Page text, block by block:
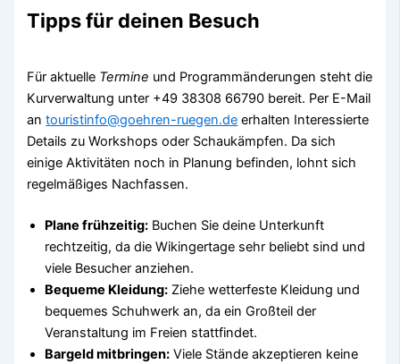
Tipps für deinen Besuch
Für aktuelle Termine und Programmänderungen steht die
Kurverwaltung unter +49 38308 66790 bereit. Per E-Mail
antouristinfo@goehren-ruegen.de erhalten Interessierte
Details zu Workshops oder Schaukämpfen. Da sich
einige Aktivitäten noch in Planung befinden, lohnt sich
regelmäßiges Nachfassen.
Plane frühzeitig: Buchen Sie deine Unterkunft
rechtzeitig, da die Wikingertage sehr beliebt sind und
viele Besucher anziehen.
Bequeme Kleidung: Ziehe wetterfeste Kleidung und
bequemes Schuhwerk an, da ein Großteil der
Veranstaltung im Freien stattfindet.
Bargeld mitbringen: Viele Stände akzeptieren keine